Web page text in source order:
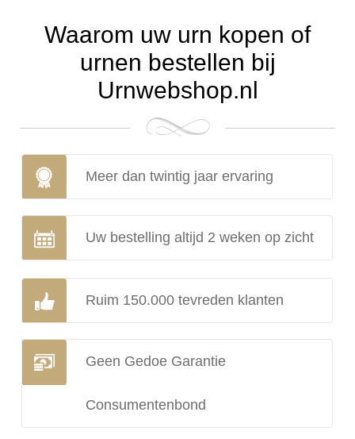
Waarom uw urn kopen of
urnen bestellen bij
Urnwebshop.nl
Meer dan twintig jaar ervaring
Uw bestelling altijd 2 weken op zicht
Ruim 150.000 tevreden klanten
Geen Gedoe Garantie
Consumentenbond